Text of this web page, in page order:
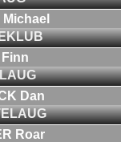
Dan
Roar